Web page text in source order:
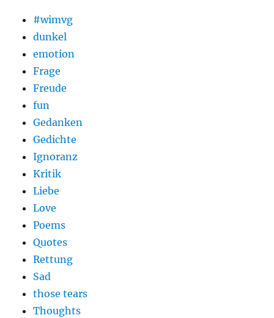
#wimvg
dunkel
emotion
Frage
Freude
fun
Gedanken
Gedichte
Ignoranz
Kritik
Liebe
Love
Poems
Quotes
Rettung
Sad
those tears
Thoughts